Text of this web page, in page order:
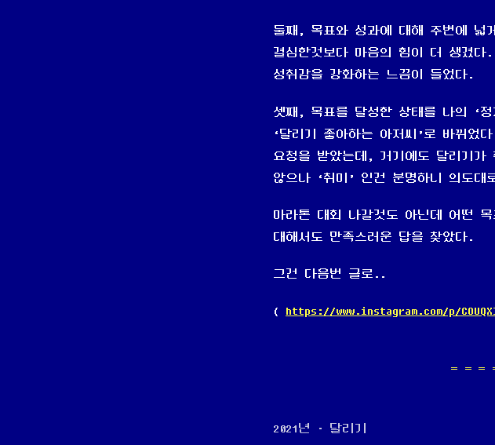
둘째, 목표와 성과에 대해 주변에 넓
결심한것보다 마음의 힘이 더 생겼다
성취감을 강화하는 느끔이 들었다.
셋째, 목표를 달성한 상태를 나의 ‘
‘달리기 좋아하는 아저씨’로 바뀌었
요청을 받았는데, 거기에도 달리기가
않으나 ‘취미’ 인건 분명하니 의도대
마라톤 대회 나갈것도 아닌데 어떤
대해서도 만족스러운 답을 찾았다.
그건 다음번 글로..
( https://www.instagram.com/p/
2021년 · 달리기